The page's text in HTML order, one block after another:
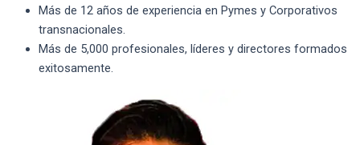
Más de 12 años de experiencia en Pymes y Corporativos
transnacionales.
Más de 5,000 profesionales, líderes y directores formados
exitosamente.